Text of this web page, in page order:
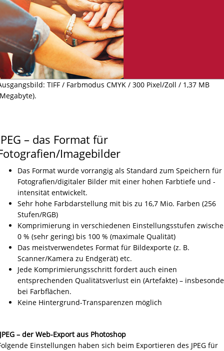
TIFF / Farbmodus CMYK / 300 Pixel/Zoll / 1,37 MB
– das Format für
Imagebilder
Das Format wurde vorrangig als Standard zum Speichern für
Fotografien/digitaler Bilder mit einer hohen Farbtiefe und -
intensität entwickelt.
Sehr hohe Farbdarstellung mit bis zu 16,7 Mio. Farben (256
Stufen/RGB)
Komprimierung in verschiedenen Einstellungsstufen
0 % (sehr gering) bis 100 % (maximale Qualität)
Das meistverwendetes Format für Bildexporte (z. B.
Scanner/Kamera zu Endgerät) etc.
Jede Komprimierungsschritt fordert auch einen
entsprechenden Qualitätsverlust ein (Artefakte) –
bei Farbflächen.
Keine Hintergrund-Transparenzen möglich
JPEG – der Web-Export aus Photoshop
Einstellungen haben sich beim Exportieren des JPEG für